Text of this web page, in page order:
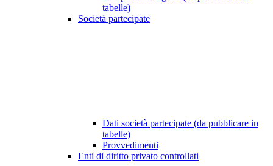
tabelle)
Società partecipate
Dati società partecipate (da pubblicare in
tabelle)
Provvedimenti
Enti di diritto privato controllati